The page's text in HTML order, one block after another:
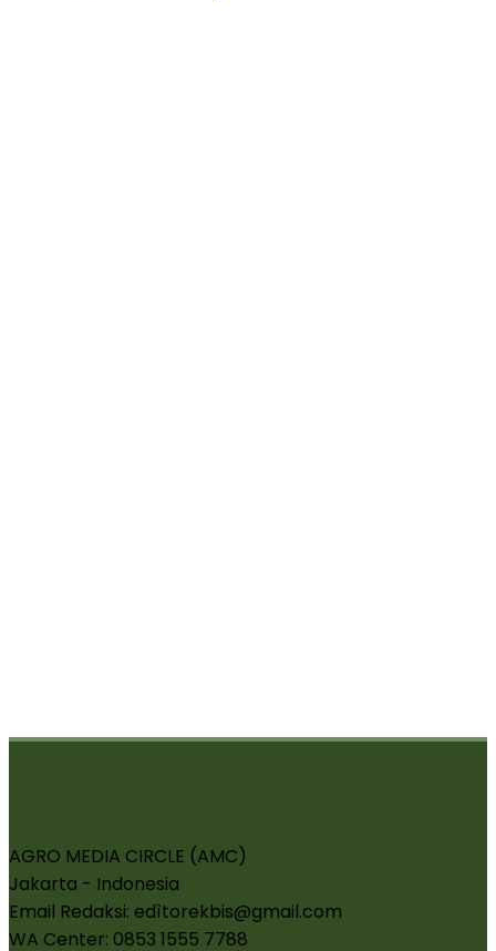
AGRO MEDIA CIRCLE (AMC)
Jakarta - Indonesia
Email Redaksi: edìtorekbis@gmail.com
WA Center: 0853 1555 7788